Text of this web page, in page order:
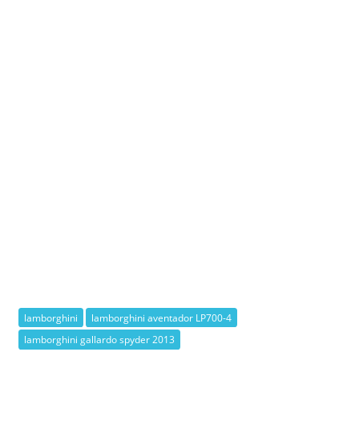
lamborghini
lamborghini aventador LP700-4
lamborghini gallardo spyder 2013